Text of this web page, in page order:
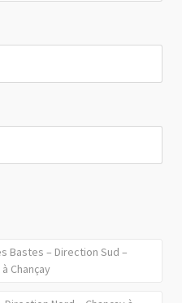
Bastes – Direction Sud –
Chançay